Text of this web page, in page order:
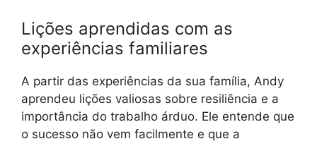
Lições aprendidas com as
experiências familiares
A partir das experiências da sua família, Andy
aprendeu lições valiosas sobre resiliência e a
importância do trabalho árduo. Ele entende que
o sucesso não vem facilmente e que a